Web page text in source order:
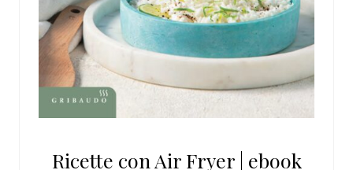
Ricette con Air Fryer | ebook